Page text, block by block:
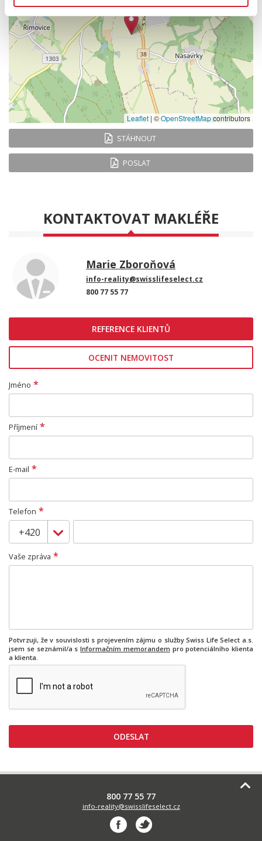
Leaflet | ©OpenStreetMapcontributors
STÁHNOUT
POSLAT
KONTAKTOVAT MAKLÉŘE
Marie Zboroňová
info-reality@swisslifeselect.cz
800 77 55 77
REFERENCE KLIENTŮ
OCENIT NEMOVITOST
Jméno *
Příjmení *
E-mail *
Telefon *
Vaše zpráva *
Potvrzuji, že v souvislosti s projevením zájmu o služby Swiss Life Select a.s.
jsem se seznámil/a s Informačním memorandem pro potenciálního klienta
a klienta.
800 77 55 77
info-reality@swisslifeselect.cz